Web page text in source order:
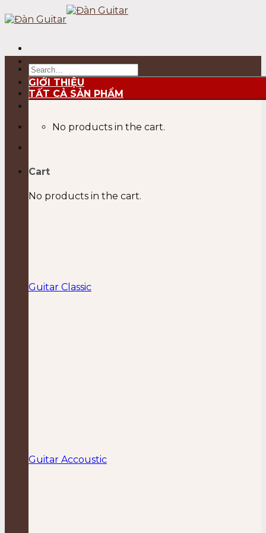
to
Search
for:
No products in the cart.
Cart
No products in the cart.
GIỚI THIỆU
TẤT CẢ SẢN PHẨM
Guitar Classic
Guitar Accoustic